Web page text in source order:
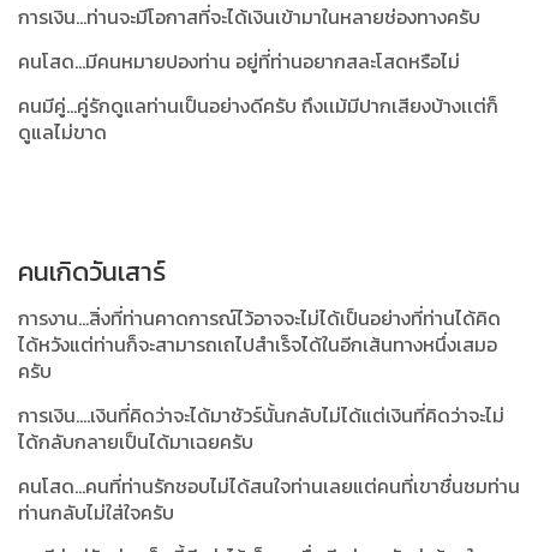
การเงิน...ท่านจะมีโอกาสที่จะได้เงินเข้ามาในหลายช่องทางครับ
คนโสด...มีคนหมายปองท่าน อยู่ที่ท่านอยากสละโสดหรือไม่
คนมีคู่...คู่รักดูแลท่านเป็นอย่างดีครับ ถึงเเม้มีปากเสียงบ้างเเต่ก็
ดูแลไม่ขาด
คนเกิดวันเสาร์
การงาน...สิ่งที่ท่านคาดการณ์ไว้อาจจะไม่ได้เป็นอย่างที่ท่านได้คิด
ได้หวังแต่ท่านก็จะสามารถเถไปสำเร็จได้ในอีกเส้นทางหนึ่งเสมอ
ครับ
การเงิน....เงินที่คิดว่าจะได้มาชัวร์นั้นกลับไม่ได้แต่เงินที่คิดว่าจะไม่
ได้กลับกลายเป็นได้มาเฉยครับ
คนโสด...คนที่ท่านรักชอบไม่ได้สนใจท่านเลยแต่คนที่เขาชื่นชมท่าน
ท่านกลับไม่ใส่ใจครับ